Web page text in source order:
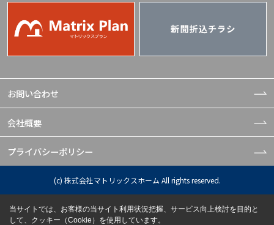
お問い合わせ
会社概要
プライバシーポリシー
(c) 株式会社マトリックスホーム All rights reserved.
当サイトでは、お客様の当サイト利用状況把握、サービス向上検討を目的と
して、クッキー（Cookie）を使用しています。